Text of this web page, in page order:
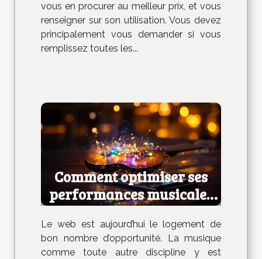
vous en procurer au meilleur prix, et vous
renseigner sur son utilisation. Vous devez
principalement vous demander si vous
remplissez toutes les...
Comment optimiser ses
performances musicales
en ligne ?
Le web est aujourd’hui le logement de
bon nombre d’opportunité. La musique
comme toute autre discipline y est